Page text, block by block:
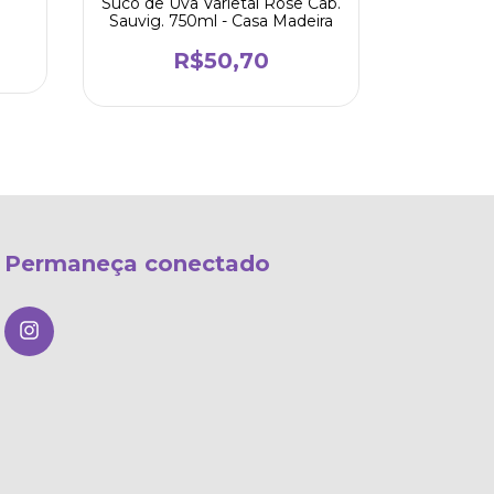
Sauvig. 750ml - Casa Madeira
R$50,70
Permaneça conectado